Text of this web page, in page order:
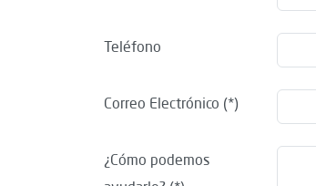
Teléfono
Correo Electrónico
¿Cómo podemos